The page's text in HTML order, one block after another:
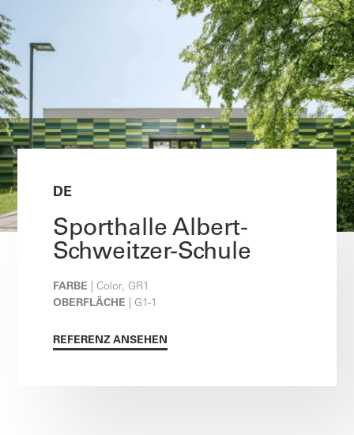
DE
Sporthalle Albert-
Schweitzer-Schule
FARBE | Color, GR1
OBERFLÄCHE | G1-1
REFERENZ ANSEHEN